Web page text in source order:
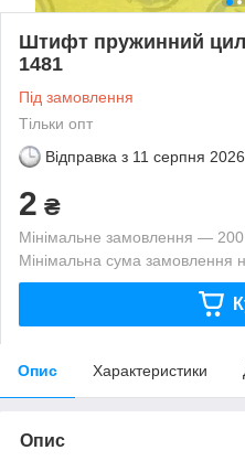
Штифт пружинний
1481
Під замовлення
Тільки опт
Відправка з 11 серпня 2026
2 ₴
Мінімальне замовлення — 200
Мінімальна сума замовлення
Опис Характеристики
Опис